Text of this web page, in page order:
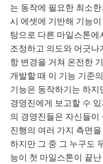
는 동작에 필요한 최소
시 에셋에 기반해 기능
탕으로 다른 마일스톤
조정하고 의도와 어긋
항 변경을 거쳐 온전한
개발할 때 이 기능 기준
기능은 동작하기는 하
경영진에게 보고할 수
의 경영진들은 자신들
진행의 여러 가지 측면
하지만 그 중 그 누구도
능이 첫 마일스톤이 끝